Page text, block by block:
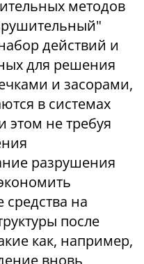
методов
действий и
для решения
и засорами,
в системах
этом не требуя
разрушения
на
после
как, например,